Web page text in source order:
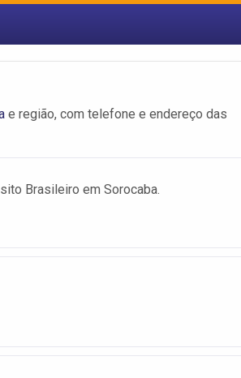
e região, com telefone e endereço das
Brasileiro em Sorocaba.